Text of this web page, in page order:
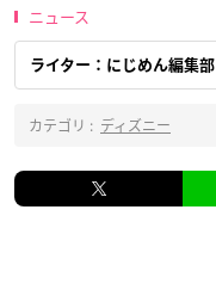
ニュース
ライター：にじめん編集部
カテゴリ : ディズニー